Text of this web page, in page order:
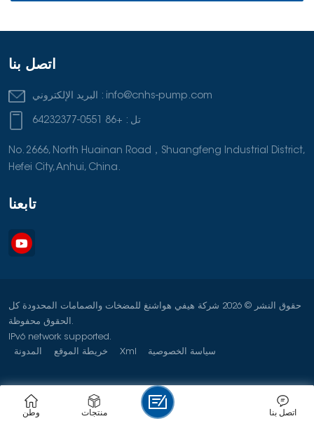
اتصل بنا
البريد الإلكتروني : info@cnhs-pump.com
تل : +86 0551-64232377
No. 2666, North Huainan Road，Shuangfeng Industrial District,
Hefei City, Anhui, China.
تابعنا
حقوق النشر © 2026 شركة هيفي هواشنغ للمضخات والصمامات المحدودة كل
الحقوق محفوظة.
IPv6 network supported.
المدونة
خريطة الموقع Xml سياسة الخصوصية
وطن منتجات اتصل بنا